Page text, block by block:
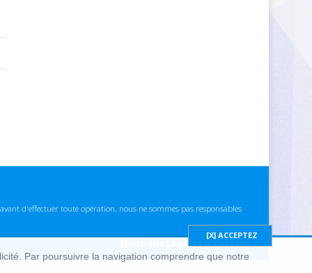
d'effectuer toute opération, nous ne sommes pas responsables
Mentions Légales & cookies
Par poursuivre la navigation comprendre que notre